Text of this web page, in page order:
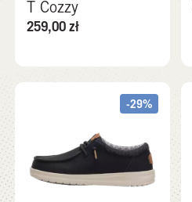
T Cozzy
259,00zł
-29%